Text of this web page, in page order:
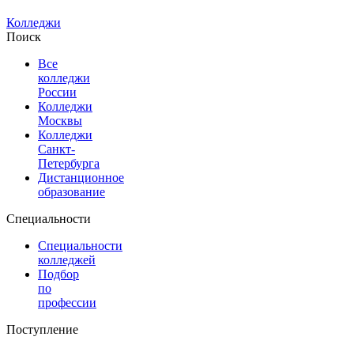
Колледжи
Поиск
Все
колледжи
России
Колледжи
Москвы
Колледжи
Санкт-
Петербурга
Дистанционное
образование
Специальности
Специальности
колледжей
Подбор
по
профессии
Поступление